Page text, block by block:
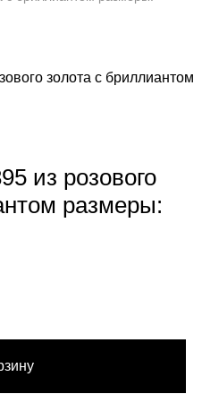
из розового
размеры: